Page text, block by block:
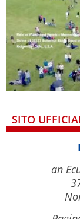
SITO
an